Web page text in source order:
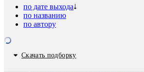
по дате выхода
по названию
по автору
Скачать подборку